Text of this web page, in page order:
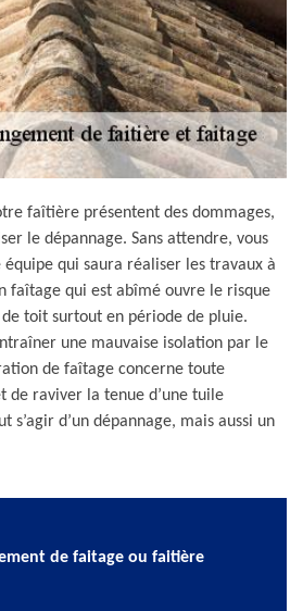
faîtière présentent des dommages,
le dépannage. Sans attendre, vous
qui saura réaliser les travaux à
faîtage qui est abîmé ouvre le risque
toit surtout en période de pluie.
une mauvaise isolation par le
de faîtage concerne toute
de raviver la tenue d’une tuile
s’agir d’un dépannage, mais aussi un
de faitage ou faitière